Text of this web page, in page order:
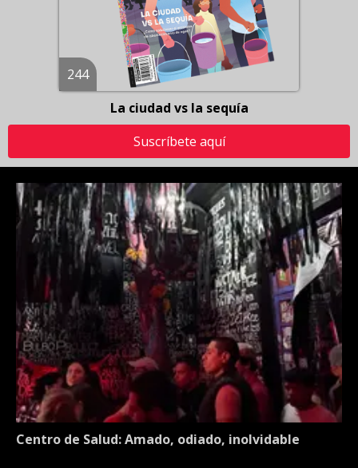
244
La ciudad vs la sequía
Suscríbete aquí
Centro de Salud: Amado, odiado, inolvidable